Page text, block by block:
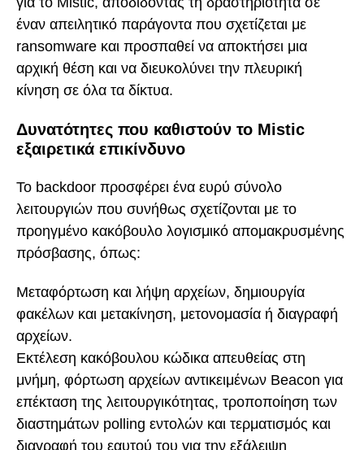
έναν απειλητικό παράγοντα που σχετίζεται με
ransomware και προσπαθεί να αποκτήσει μια
αρχική θέση και να διευκολύνει την πλευρική
κίνηση σε όλα τα δίκτυα.
Δυνατότητες που καθιστούν το Mistic
εξαιρετικά επικίνδυνο
Το backdoor προσφέρει ένα ευρύ σύνολο
λειτουργιών που συνήθως σχετίζονται με το
προηγμένο κακόβουλο λογισμικό απομακρυσμένης
πρόσβασης, όπως:
Μεταφόρτωση και λήψη αρχείων, δημιουργία
φακέλων και μετακίνηση, μετονομασία ή διαγραφή
αρχείων.
Εκτέλεση κακόβουλου κώδικα απευθείας στη
μνήμη, φόρτωση αρχείων αντικειμένων Beacon για
επέκταση της λειτουργικότητας, τροποποίηση των
διαστημάτων polling εντολών και τερματισμός και
διαγραφή του εαυτού του για την εξάλειψη